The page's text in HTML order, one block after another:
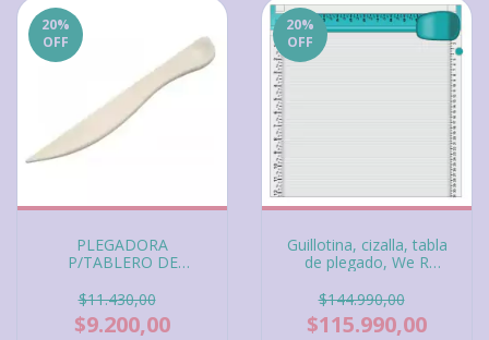
20%
OFF
PLEGADORA
P/TABLERO DE
$11.430,00
$9.200,00
20%
OFF
Guillotina, cizalla, tabla
de plegado, We R
Score Board 12"
$144.990,00
$115.990,00